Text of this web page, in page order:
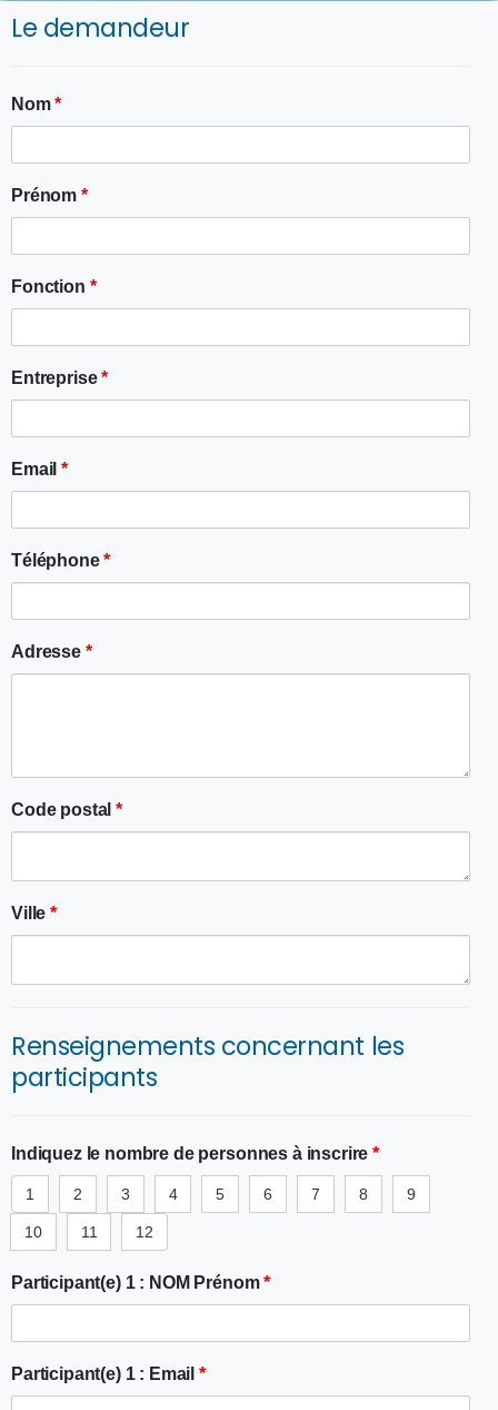
Le demandeur
Nom*
Prénom *
Fonction *
Entreprise*
Email*
Téléphone*
Adresse *
Code postal*
Ville*
Renseignements concernant les
participants
Indiquez le nombre de personnes à inscrire*
1 2 3 4 5 6 7 8 9
10 11 12
Participant(e) 1 : NOM Prénom*
Participant(e) 1 : Email *